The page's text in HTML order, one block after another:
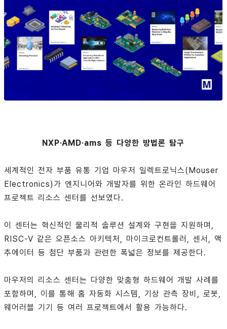
NXP·AMD·ams 등 다양한 방법론 탐구
세계적인 전자 부품 유통 기업 마우저 일렉트로닉스(Mouser
Electronics)가 엔지니어와 개발자를 위한 온라인 하드웨어
프로젝트 리소스 센터를 선보였다.
이 센터는 혁신적인 물리적 솔루션 설계와 구현을 지원하며,
RISC-V 같은 오픈소스 아키텍처, 마이크로컨트롤러, 센서, 액
추에이터 등 첨단 부품과 관련한 폭넓은 정보를 제공한다.
마우저의 리소스 센터는 다양한 맞춤형 하드웨어 개발 사례를
포함하며, 이를 통해 홈 자동화 시스템, 기상 관측 장비, 로봇,
웨어러블 기기 등 여러 프로젝트에서 활용 가능하다.